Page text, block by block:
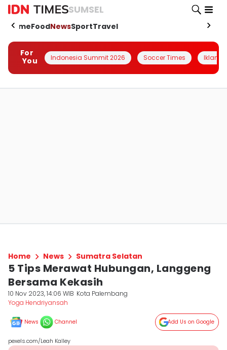
SUMSEL
HomeFoodNewsSportTravel
For
You
Indonesia Summit 2026 Soccer Times Iklanin
Home News Sumatra Selatan
5 Tips Merawat Hubungan, Langgeng
Bersama Kekasih
10 Nov 2023, 14:06 WIB Kota Palembang
Yoga Hendriyansah
News Channel Add Us on Google
pexels.com/Leah Kalley